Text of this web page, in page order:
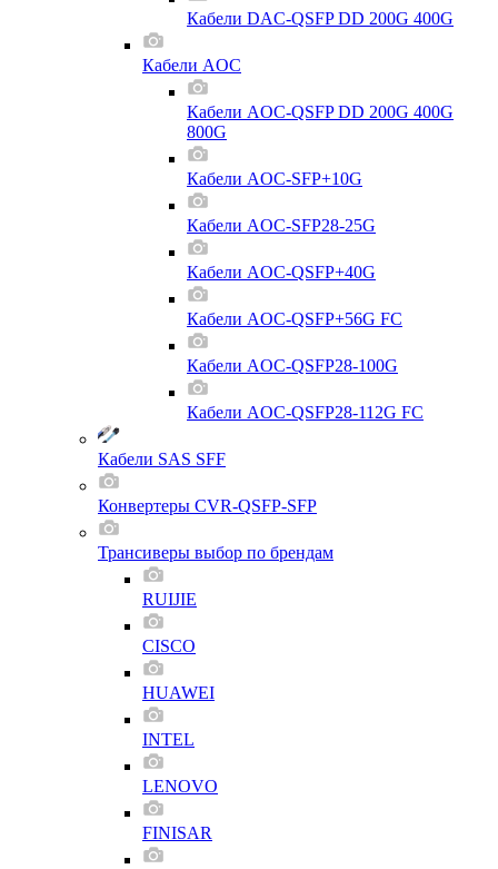
Кабели DAC-QSFP DD 200G 400G
Кабели AOC
Кабели AOC-QSFP DD 200G 400G
800G
Кабели AOC-SFP+10G
Кабели AOC-SFP28-25G
Кабели AOC-QSFP+40G
Кабели AOC-QSFP+56G FC
Кабели AOC-QSFP28-100G
Кабели AOC-QSFP28-112G FC
Кабели SAS SFF
Конвертеры CVR-QSFP-SFP
Трансиверы выбор по брендам
RUIJIE
CISCO
HUAWEI
INTEL
LENOVO
FINISAR